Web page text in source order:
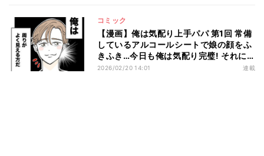
コミック
【漫画】俺は気配り上手パパ 第1回 常備
しているアルコールシートで娘の顔をふ
きふき…今日も俺は気配り完璧! それに
比べて妻は…
2026/02/20 14:01 連載